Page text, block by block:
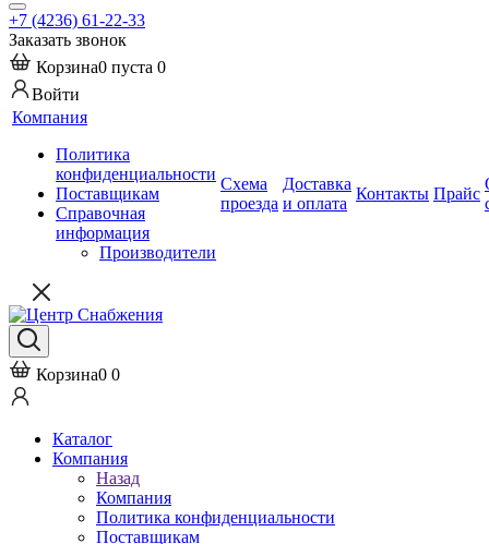
+7 (4236) 61-22-33
Заказать звонок
Корзина0 пуста 0
Войти
Компания
Политика
конфиденциальности
Поставщикам
Справочная
информация
Производители
Схема
проезда
Доставка
и оплата
Контакты Прайс
Корзина0 0
Каталог
Компания
Назад
Компания
Политика конфиденциальности
Поставщикам